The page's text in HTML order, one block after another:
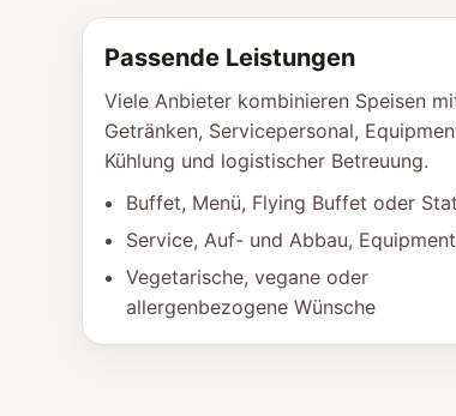
Passende Leistungen
Viele Anbieter kombinieren Speisen
Getränken, Servicepersonal,
Kühlung und logistischer Betreuung.
Buffet, Menü, Flying Buffet oder
Service, Auf- und Abbau, Equipment
Vegetarische, vegane oder
allergenbezogene Wünsche